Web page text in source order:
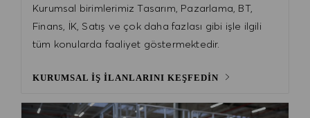
Kurumsal birimlerimiz Tasarım, Pazarlama, BT,
Finans, İK, Satış ve çok daha fazlası gibi işle ilgili
tüm konularda faaliyet göstermektedir.
KURUMSAL İŞ İLANLARINI KEŞFEDİN